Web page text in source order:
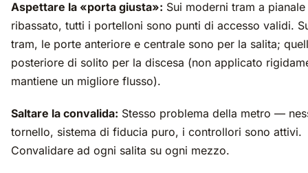
Aspettare la «porta giusta»: Sui moderni tram a pianale
ribassato, tutti i portelloni sono punti di accesso validi.
tram, le porte anteriore e centrale sono per la salita;
posteriore di solito per la discesa (non applicato
mantiene un migliore flusso).
Saltare la convalida: Stesso problema della metro —
tornello, sistema di fiducia puro, i controllori sono attivi.
Convalidare ad ogni salita su ogni mezzo.